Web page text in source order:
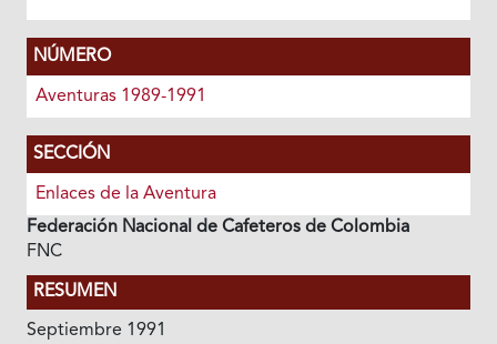
NÚMERO
Aventuras 1989-1991
SECCIÓN
Enlaces de la Aventura
Federación Nacional de Cafeteros de Colombia
FNC
RESUMEN
Septiembre 1991